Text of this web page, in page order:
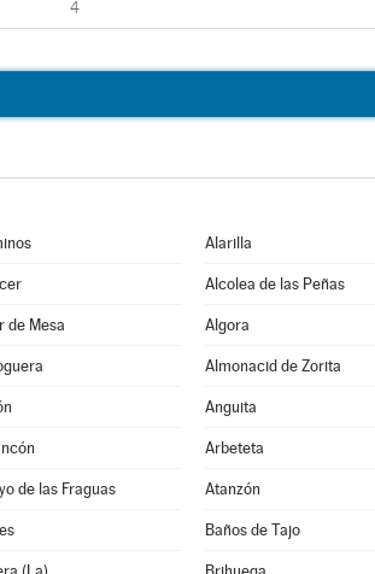
4
Alarilla
Alcolea de las Peñas
de Mesa Algora
Almonacid de Zorita
Anguita
Arbeteta
de las Fraguas Atanzón
Baños de Tajo